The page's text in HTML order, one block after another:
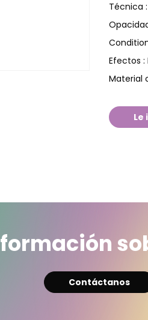
Técnica :
Efectos :
Material
Le
Contáctanos